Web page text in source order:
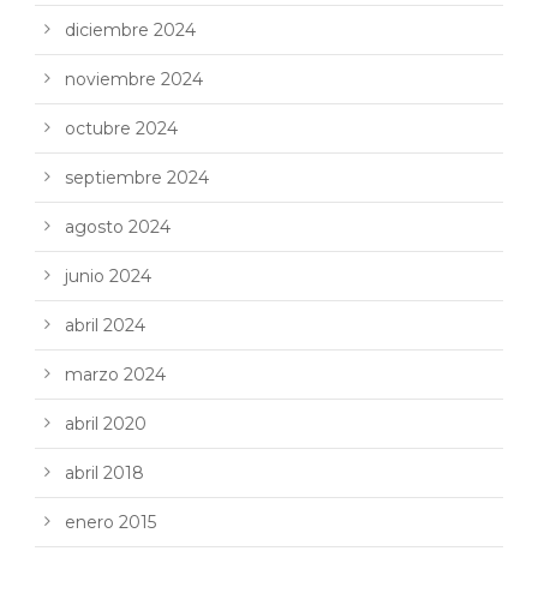
diciembre 2024
noviembre 2024
octubre 2024
septiembre 2024
agosto 2024
junio 2024
abril 2024
marzo 2024
abril 2020
abril 2018
enero 2015